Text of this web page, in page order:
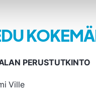
PERUSTUTKINTO
Ville